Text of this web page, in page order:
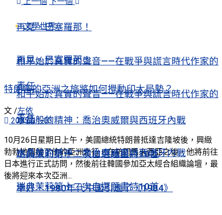
再見，巴塞羅那！
和平始於真實的聲音——在戰爭與謊言時代作家的
責任
水晶般的精神：喬治奧威爾與西班牙內戰
瑞典茉莉第十二次自選題畫詩10首
幸好，1980年代中國引進了《1984》
文學世界
再見，巴塞羅那！
和平始於真實的聲音——在戰爭與謊言時代作家的
責任
水晶般的精神：喬治奧威爾與西班牙內戰
瑞典茉莉第十二次自選題畫詩10首
特朗普的亞洲之旅將如何攪動印太局勢？
文 /左依
2025-11-03
10月26日星期日上午，美國總統特朗普抵達吉隆坡後，興緻
勃勃地開啟了他的亞洲之行。在訪問馬來西亞之後，他將前往
日本進行正式訪問，然後前往韓國參加亞太經合組織論壇，最
後將迎來本次亞洲...